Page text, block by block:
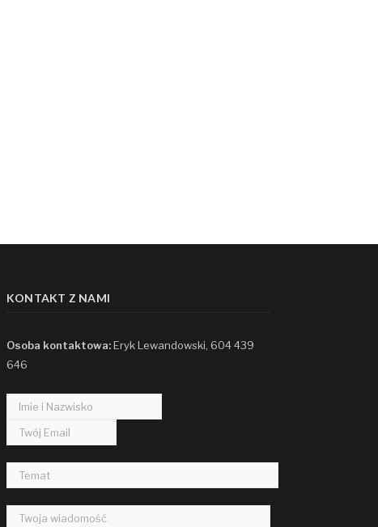
KONTAKT Z NAMI
Osoba kontaktowa:Eryk Lewandowski, 604 439
646